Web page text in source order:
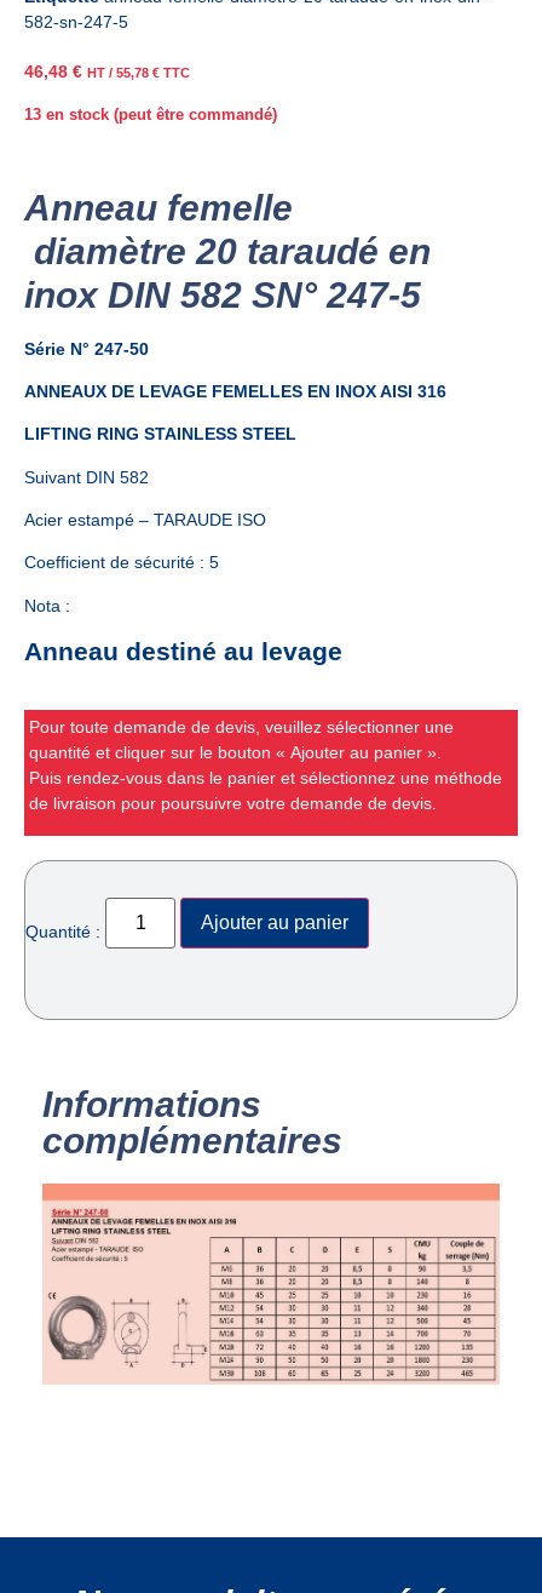
582-sn-247-5
46,48 € HT / 55,78 € TTC
13 en stock (peut être commandé)
Anneau femelle
diamètre 20 taraudé en
inox DIN 582 SN° 247-5
Série N° 247-50
ANNEAUX DE LEVAGE FEMELLES EN INOX AISI 316
LIFTING RING STAINLESS STEEL
Suivant DIN 582
Acier estampé – TARAUDE ISO
Coefficient de sécurité : 5
Nota :
Anneau destiné au levage
Pour toute demande de devis, veuillez sélectionner une
quantité et cliquer sur le bouton « Ajouter au panier ».
Puis rendez-vous dans le panier et sélectionnez une méthode
de livraison pour poursuivre votre demande de devis.
Quantité : Ajouter au panier
Informations
complémentaires